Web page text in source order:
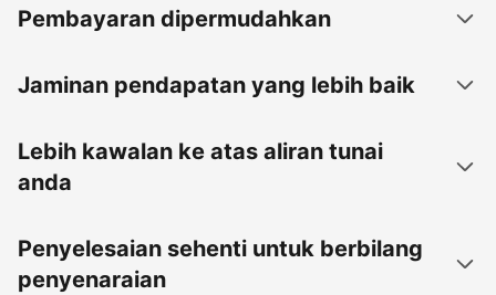
Pembayaran dipermudahkan
Jaminan pendapatan yang lebih baik
Lebih kawalan ke atas aliran tunai
anda
Penyelesaian sehenti untuk berbilang
penyenaraian